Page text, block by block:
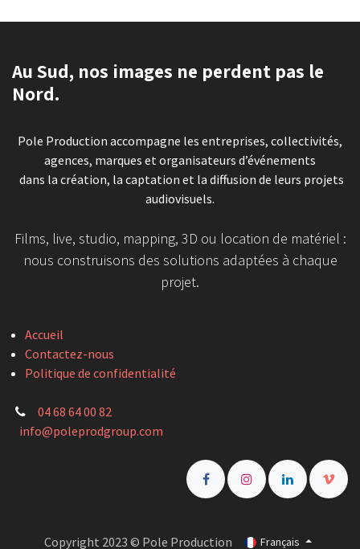
Au Sud, nos images ne perdent pas le
Nord.
Pole Production accompagne les entreprises, collectivités,
agences, marques et organisateurs d’événements
dans la création, la captation et la diffusion de leurs projets
audiovisuels.
Films, live, studio, mapping, 3D ou location de matériel :
nous construisons des solutions adaptées à chaque
projet.
Accueil
Contactez-nous
Politique de confidentialité
04 68 64 00 82
info@poleprodgroup.com
Copyright 2023 © Pole Production Français